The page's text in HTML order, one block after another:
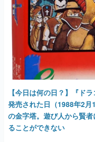
【今日は何の日？】『
発売された日（1988年2
の金字塔。遊び人から賢
ることができない